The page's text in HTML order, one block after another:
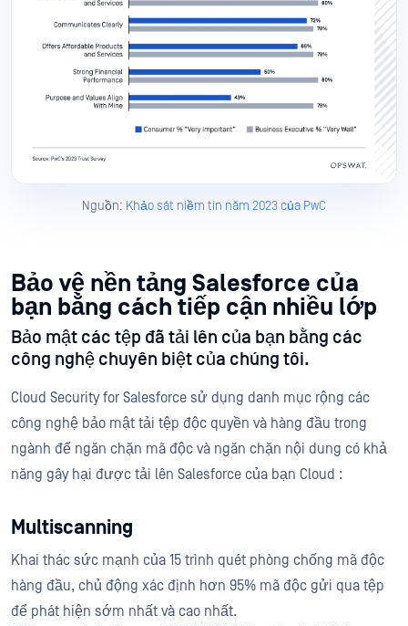
Nguồn: Khảo sát niềm tin năm 2023 của PwC
Bảo vệ nền tảng Salesforce của
bạn bằng cách tiếp cận nhiều lớp
Bảo mật các tệp đã tải lên của bạn bằng các
công nghệ chuyên biệt của chúng tôi.
Cloud Security for Salesforce sử dụng danh mục rộng các
công nghệ bảo mật tải tệp độc quyền và hàng đầu trong
ngành để ngăn chặn mã độc và ngăn chặn nội dung có khả
năng gây hại được tải lên Salesforce của bạn Cloud :
Multiscanning
Khai thác sức mạnh của 15 trình quét phòng chống mã độc
hàng đầu, chủ động xác định hơn 95% mã độc gửi qua tệp
để phát hiện sớm nhất và cao nhất.